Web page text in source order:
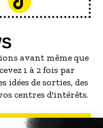
avant même que
1 à 2 fois par
idées de sorties, des
centres d'intérêts.